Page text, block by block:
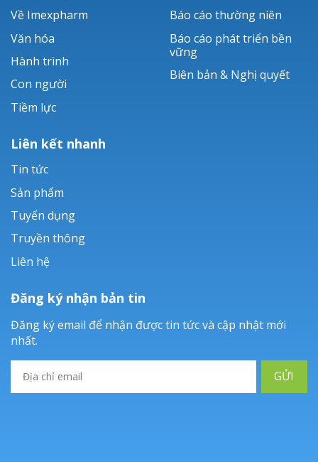
Về Imexpharm
Văn hóa
Hành trình
Con người
Tiềm lực
Báo cáo thường niên
Báo cáo phát triển bền
vững
Biên bản & Nghị quyết
Liên kết nhanh
Tin tức
Sản phẩm
Tuyển dụng
Truyền thông
Liên hệ
Đăng ký nhận bản tin
Đăng ký email để nhận được tin tức và cập nhật mới
nhất.
GỬI